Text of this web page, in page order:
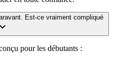
Est-ce vraiment compliqué
pour les débutants :